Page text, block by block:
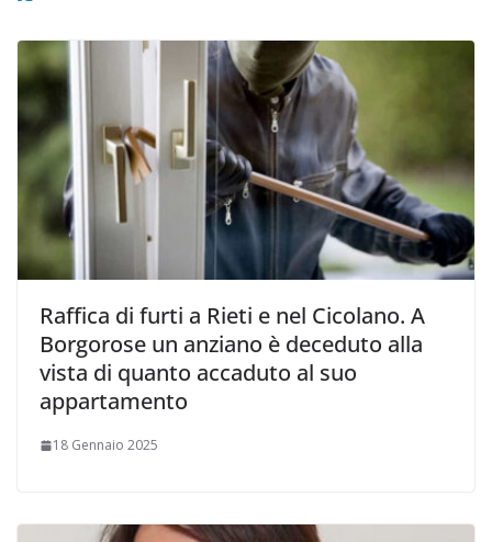
Raffica di furti a Rieti e nel Cicolano. A
Borgorose un anziano è deceduto alla
vista di quanto accaduto al suo
appartamento
18 Gennaio 2025